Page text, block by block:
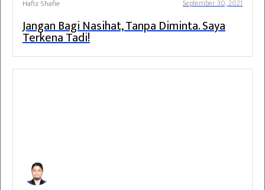
Hafiz Shafie September 30, 2021
Jangan Bagi Nasihat, Tanpa Diminta. Saya
Terkena Tadi!